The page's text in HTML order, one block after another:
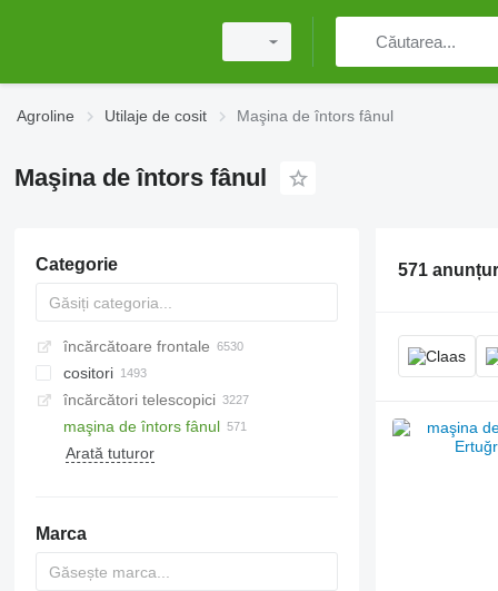
Agroline Utilaje de cosit Maşina de întors fânul
Maşina de întors fânul
Categorie
încărcătoare frontale
cositori
cositori rotative
cositori cu tamburi
cositori pentru marginea drumului
alte cositori
încărcători telescopici
maşina de întors fânul
Arată tuturor
Marca
571